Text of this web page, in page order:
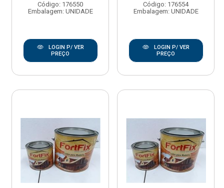
Código: 176550
Embalagem: UNIDADE
LOGIN P/ VER
PREÇO
Código: 176554
Embalagem: UNIDADE
LOGIN P/ VER
PREÇO